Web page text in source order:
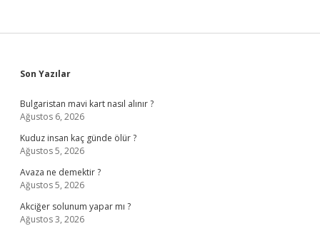
Sidebar
Son Yazılar
Bulgaristan mavi kart nasıl alınır ?
Ağustos 6, 2026
Kuduz insan kaç günde ölür ?
Ağustos 5, 2026
Avaza ne demektir ?
Ağustos 5, 2026
Akciğer solunum yapar mı ?
Ağustos 3, 2026